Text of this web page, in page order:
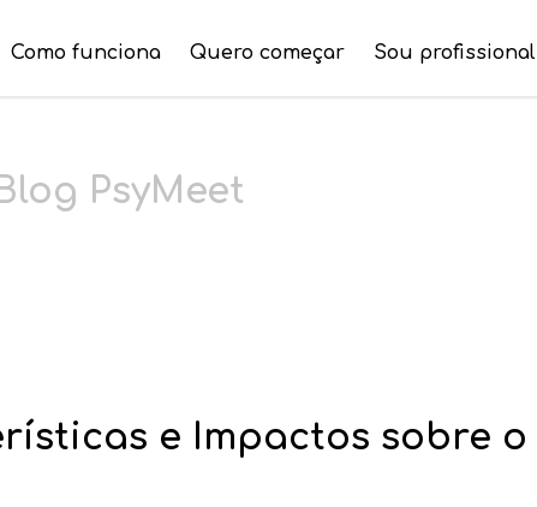
Como funciona Quero começar Sou profissional
PsyMeet
e Impactos sobre o